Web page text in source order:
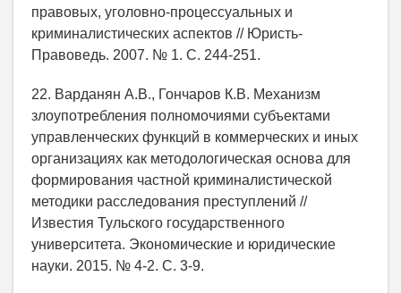
правовых, уголовно-процессуальных и
криминалистических аспектов // Юристь-
Правоведь. 2007. № 1. С. 244-251.
22. Варданян А.В., Гончаров К.В. Механизм
злоупотребления полномочиями субъектами
управленческих функций в коммерческих и иных
организациях как методологическая основа для
формирования частной криминалистической
методики расследования преступлений //
Известия Тульского государственного
университета. Экономические и юридические
науки. 2015. № 4-2. С. 3-9.